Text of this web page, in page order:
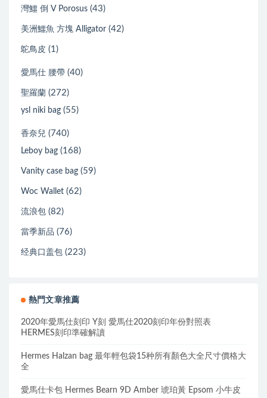
灣鱷 倒 V Porosus (43)
美洲鱷魚 方塊 Alligator (42)
鴕鳥皮 (1)
愛馬仕 腰帶 (40)
聖羅蘭 (272)
ysl niki bag (55)
香奈兒 (740)
Leboy bag (168)
Vanity case bag (59)
Woc Wallet (62)
流浪包 (82)
當季新品 (76)
经典口盖包 (223)
熱門文章推薦
2020年愛馬仕刻印 Y刻 愛馬仕2020刻印年份對照表
HERMES刻印準確解讀
Hermes Halzan bag 最年輕包袋15种所有顏色大全尺寸價格大
全
愛馬仕卡包 Hermes Bearn 9D Amber 琥珀黃 Epsom 小牛皮